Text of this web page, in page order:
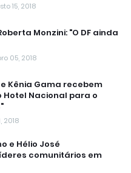
15, 2018
Monzini: "O DF ainda
05, 2018
Kênia Gama recebem
Hotel Nacional para o
2018
e Hélio José
comunitários em